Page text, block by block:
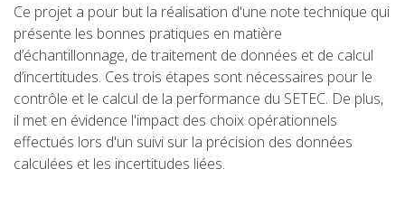
Ce projet a pour but la réalisation d'une note technique qui
présente les bonnes pratiques en matière
d’échantillonnage, de traitement de données et de calcul
d’incertitudes. Ces trois étapes sont nécessaires pour le
contrôle et le calcul de la performance du SETEC. De plus,
il met en évidence l'impact des choix opérationnels
effectués lors d'un suivi sur la précision des données
calculées et les incertitudes liées.